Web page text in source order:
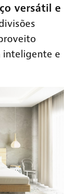
versátil e
inteligente e